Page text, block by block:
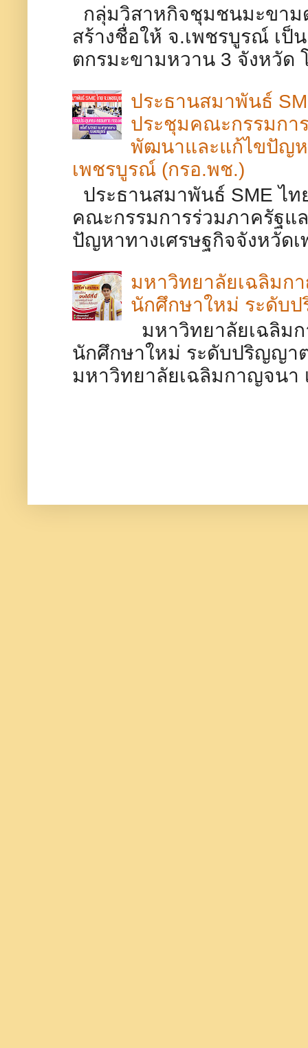
กลุ่มวิสาหกิจชุมชนมะขาม
สร้างชื่อให้ จ.เพชรบูรณ์​ เป็
ตกรมะขามหวาน 3 จังหวัด
ประธานสมาพันธ์
ประชุมคณะกรรมกา
พัฒนาและแก้ไขปัญห
เพชรบูรณ์ (กรอ.พช.)
ประธานสมาพันธ์ SME ไ
คณะกรรมการร่วมภาครัฐแ
ปัญหาทางเศรษฐกิจจังหวัด
มหาวิทยาลัยเฉลิมก
นักศึกษาใหม่ ระดับ
มหาวิทยาลัยเฉลิม
นักศึกษาใหม่ ระดับปริญญา
มหาวิทยาลัยเฉลิมกาญจน